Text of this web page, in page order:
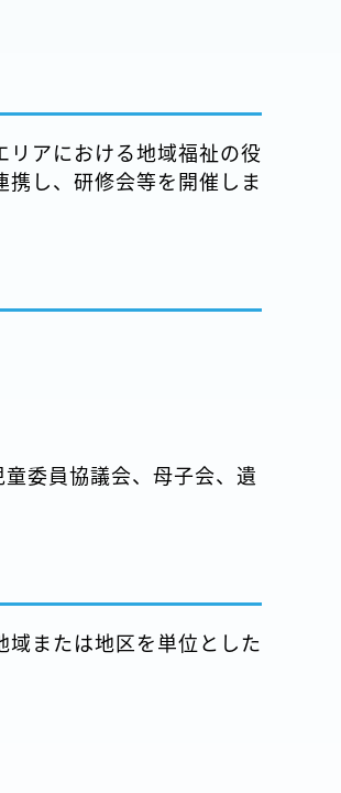
アにおける地域福祉の役
し、研修会等を開催しま
委員協議会、母子会、遺
または地区を単位とした